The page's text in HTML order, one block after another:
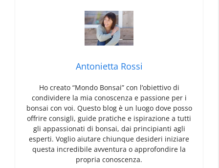
Antonietta Rossi
Ho creato “Mondo Bonsai” con l’obiettivo di
condividere la mia conoscenza e passione per i
bonsai con voi. Questo blog è un luogo dove posso
offrire consigli, guide pratiche e ispirazione a tutti
gli appassionati di bonsai, dai principianti agli
esperti. Voglio aiutare chiunque desideri iniziare
questa incredibile avventura o approfondire la
propria conoscenza.